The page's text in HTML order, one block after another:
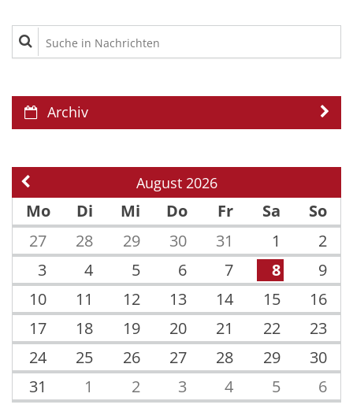
Suche in Nachrichten
Archiv
Vorherige Seite August 2026
Mo Di Mi Do Fr Sa
So
27
28 29 30 31 1
2
3
4 5 6 7 8
9
10
11 12 13 14 15
16
17
18 19 20 21 22
23
24
25 26 27 28 29
30
31
1 2 3 4 5 6